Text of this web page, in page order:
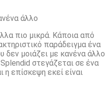
άλλο
πιο μικρά. Κάποια από
παράδειγμα ένα
μοιάζει με κανένα άλλο.
στεγάζεται σε ένα
η επίσκεψη εκεί είναι